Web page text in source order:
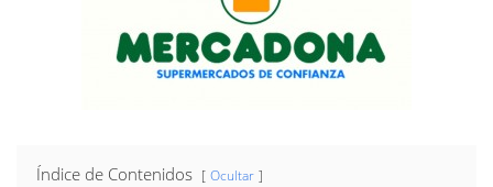
Índice de Contenidos Ocultar